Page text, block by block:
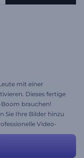
mit einer
Dieses fertige
Boom brauchen!
Sie Ihre Bilder hinzu
Video-
Sie dieses